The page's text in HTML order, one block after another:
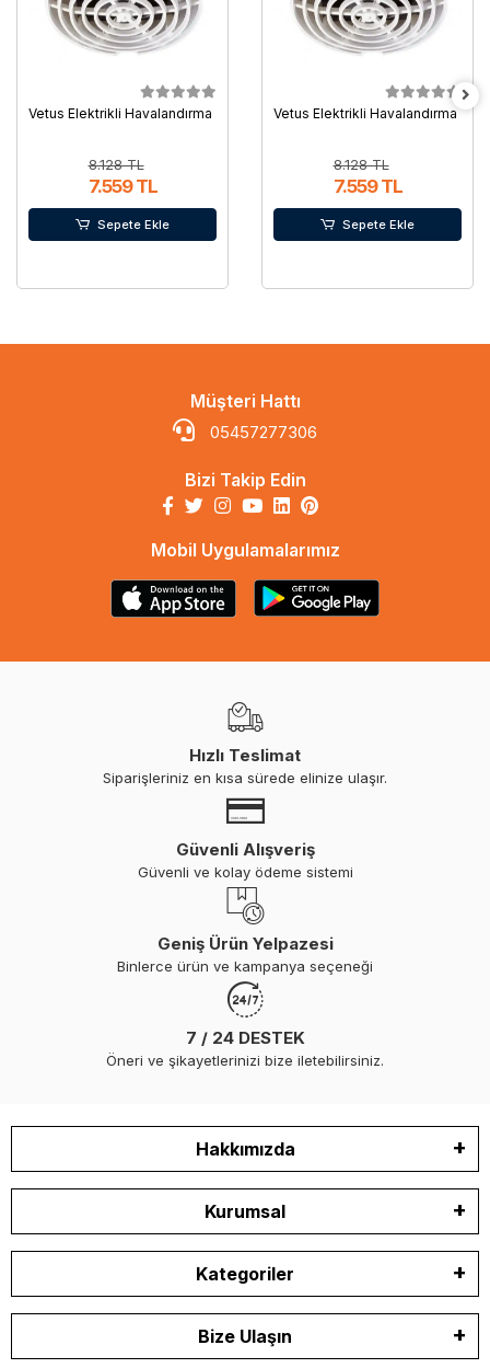
Vetus Elektrikli Havalandırma
8.128 TL
7.559 TL
Sepete Ekle
Vetus Elektrikli Havalandırma
8.128 TL
7.559 TL
Sepete Ekle
Müşteri Hattı
05457277306
Bizi Takip Edin
Mobil Uygulamalarımız
Hızlı Teslimat
Siparişleriniz en kısa sürede elinize ulaşır.
Güvenli Alışveriş
Güvenli ve kolay ödeme sistemi
Geniş Ürün Yelpazesi
Binlerce ürün ve kampanya seçeneği
7 / 24 DESTEK
Öneri ve şikayetlerinizi bize iletebilirsiniz.
Hakkımızda
Kurumsal
Kategoriler
Bize Ulaşın